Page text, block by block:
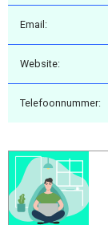
Email:
Website:
Telefoonnummer: